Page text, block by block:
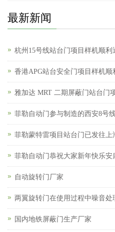
最新新闻
杭州15号线站台门项目样机顺利
香港APG站台安全门项目样机顺
雅加达 MRT 二期屏蔽门站台门
菲勒自动门参与制造的西安8号
菲勒蒙特雷项目站台门已发往上
菲勒自动门恭祝大家新年快乐安
自动旋转门厂家
两翼旋转门在使用过程中噪音处
国内地铁屏蔽门生产厂家